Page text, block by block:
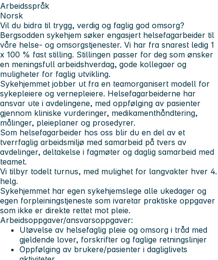
Arbeidsspråk
Norsk
Vil du bidra til trygg, verdig og faglig god omsorg?
Bergsodden sykehjem søker engasjert helsefagarbeider til
våre helse- og omsorgstjenester. Vi har fra snarest ledig 1
x 100 % fast stilling. Stillingen passer for deg som ønsker
en meningsfull arbeidshverdag, gode kollegaer og
muligheter for faglig utvikling.
Sykehjemmet jobber ut fra en teamorganisert modell for
sykepleiere og vernepleiere. Helsefagarbeiderne har
ansvar ute i avdelingene, med oppfølging av pasienter
gjennom kliniske vurderinger, medikamenthåndtering,
målinger, pleieplaner og prosedyrer.
Som helsefagarbeider hos oss blir du en del av et
tverrfaglig arbeidsmiljø med samarbeid på tvers av
avdelinger, deltakelse i fagmøter og daglig samarbeid med
teamet.
Vi tilbyr todelt turnus, med mulighet for langvakter hver 4.
helg.
Sykehjemmet har egen sykehjemslege alle ukedager og
egen forpleiningstjeneste som ivaretar praktiske oppgaver
som ikke er direkte rettet mot pleie.
Arbeidsoppgaver/ansvarsoppgaver:
Utøvelse av helsefaglig pleie og omsorg i tråd med
gjeldende lover, forskrifter og faglige retningslinjer
Oppfølging av brukere/pasienter i dagliglivets